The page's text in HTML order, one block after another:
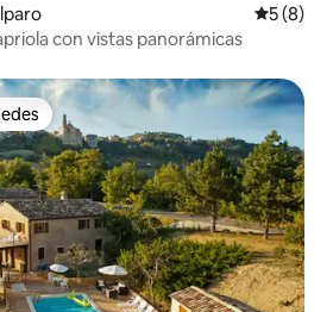
5 (8)
con vistas panorámicas